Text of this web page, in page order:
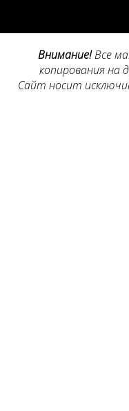
Внимание!Все
копирования на
Сайт носит